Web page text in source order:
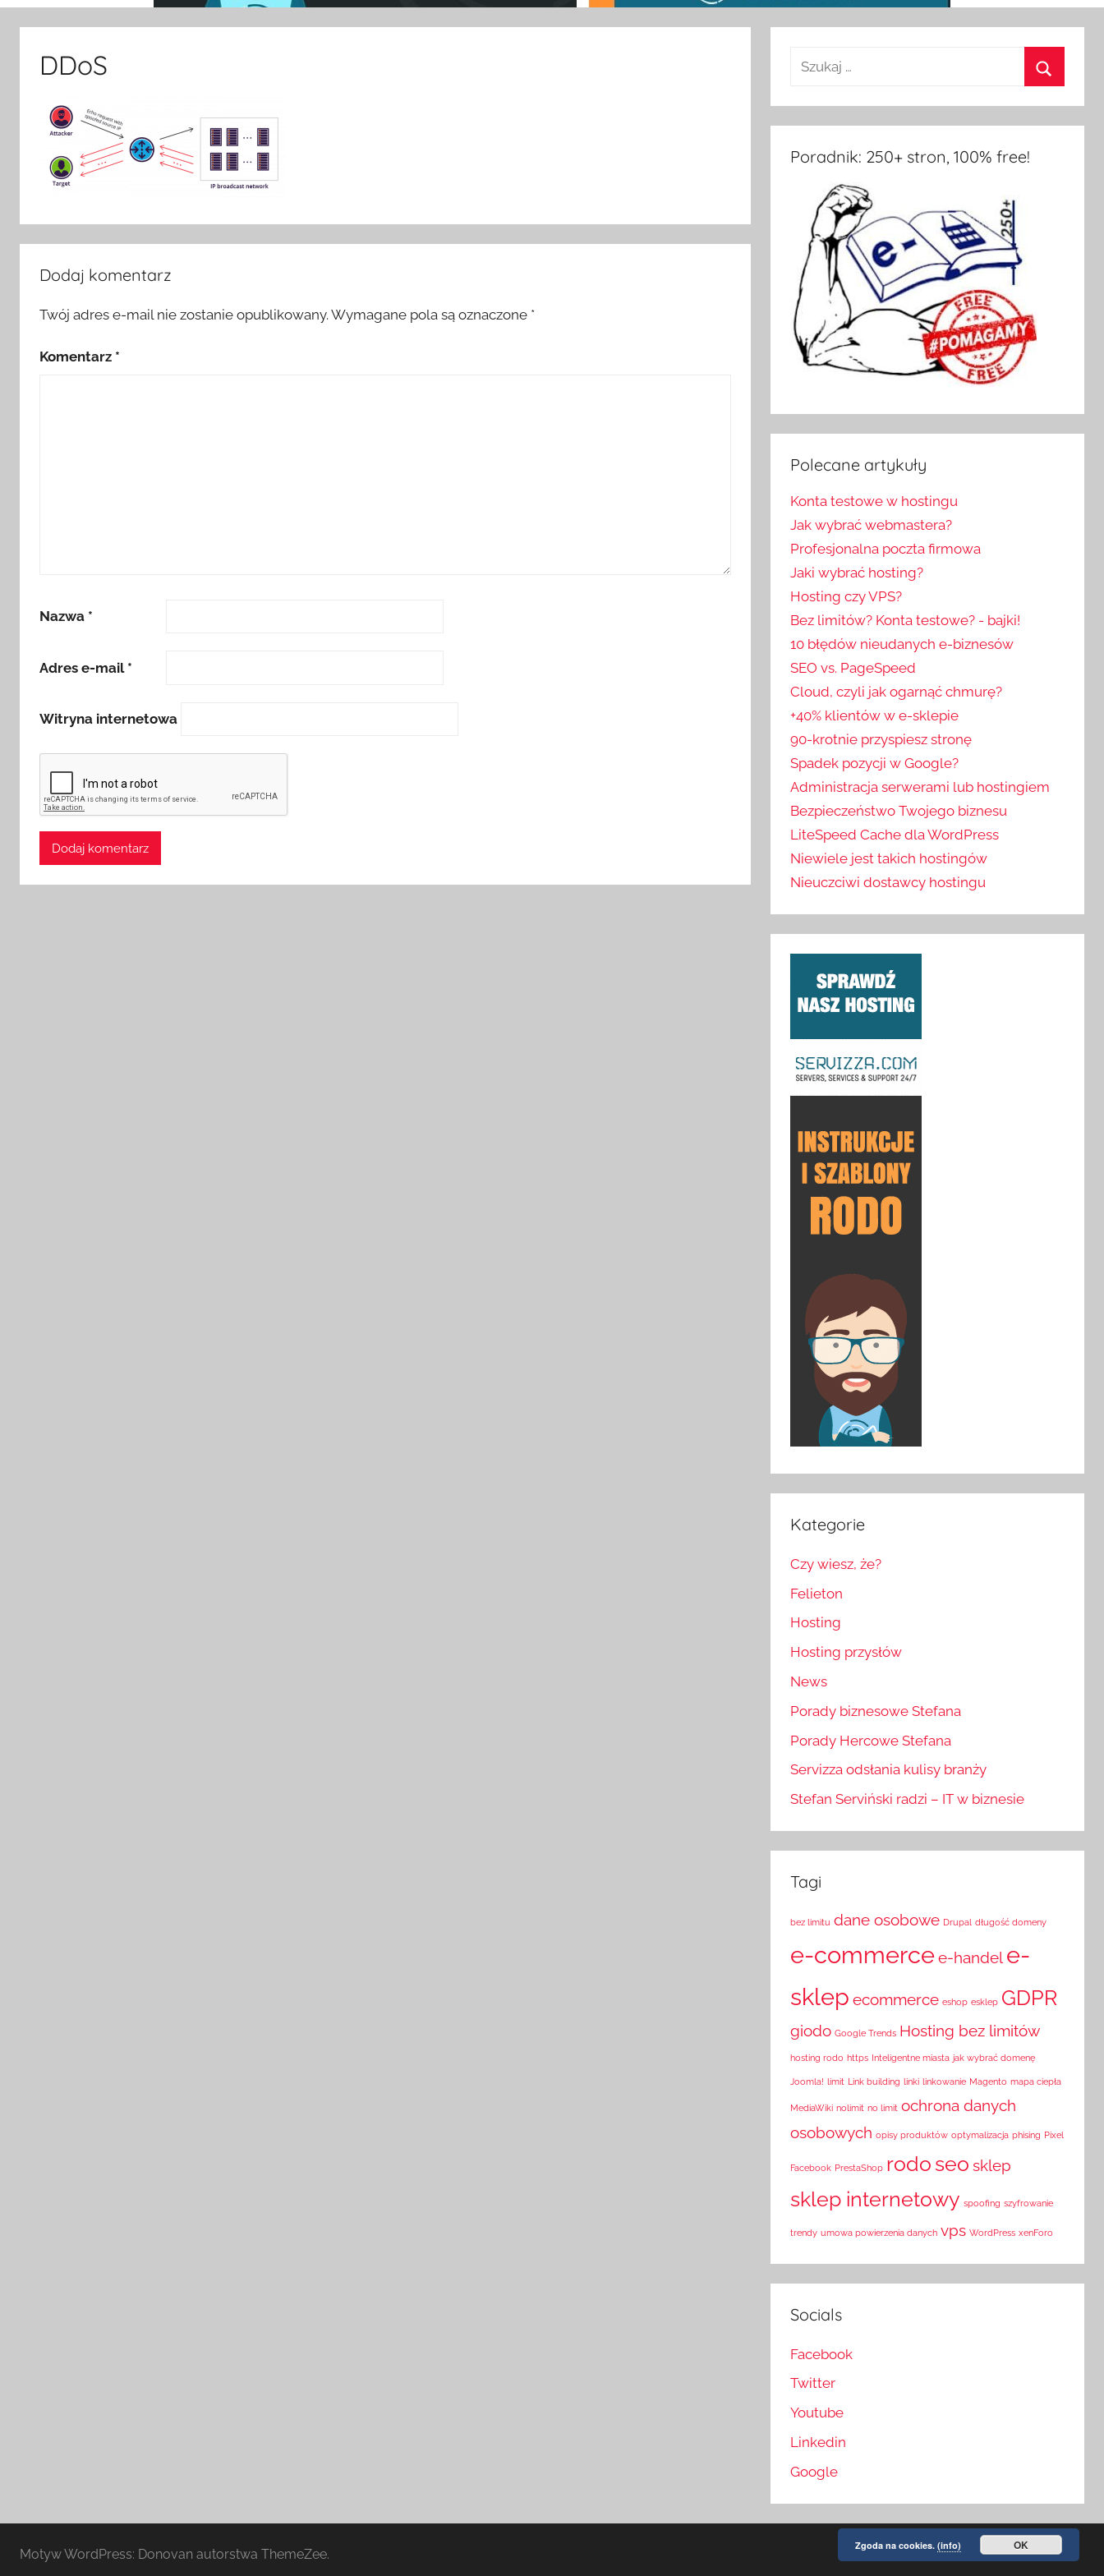
DDoS
Dodaj komentarz
Twój adres e-mail nie zostanie opublikowany.Wymagane pola są oznaczone *
Komentarz *
Nazwa *
Adres e-mail *
Witryna internetowa
Poradnik: 250+ stron, 100% free!
Polecane artykuły
Konta testowe w hostingu
Jak wybrać webmastera?
Profesjonalna poczta firmowa
Jaki wybrać hosting?
Hosting czy VPS?
Bez limitów? Konta testowe? - bajki!
10 błędów nieudanych e-biznesów
SEO vs. PageSpeed
Cloud, czyli jak ogarnąć chmurę?
+40% klientów w e-sklepie
90-krotnie przyspiesz stronę
Spadek pozycji w Google?
Administracja serwerami lub hostingiem
Bezpieczeństwo Twojego biznesu
LiteSpeed Cache dla WordPress
Niewiele jest takich hostingów
Nieuczciwi dostawcy hostingu
Kategorie
Czy wiesz, że?
Felieton
Hosting
Hosting przysłów
News
Porady biznesowe Stefana
Porady Hercowe Stefana
Servizza odsłania kulisy branży
Stefan Serviński radzi – IT w biznesie
Tagi
bez limitu dane osobowe Drupal długość domeny
e-commercee-handel e-
sklep ecommerce eshop esklep GDPR
giodo Google Trends Hosting bez limitów
hosting rodo https Inteligentne miasta jak wybrać domenę
Joomla! limit Link building linki linkowanie Magento mapa ciepła
MediaWiki nolimit no limit ochrona danych
osobowych opisy produktów optymalizacja phising Pixel
Facebook PrestaShop rodo seo sklep
sklep internetowy spoofing szyfrowanie
trendy umowa powierzenia danych vps WordPress xenForo
Socials
Facebook
Twitter
Youtube
Linkedin
Google
Motyw WordPress: Donovan autorstwa ThemeZee.
Zgoda na cookies. (info) OK